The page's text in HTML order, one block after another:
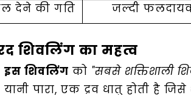
Dhwani
Blogs
देने की गति जल्दी
शिवलिंग का महत्व
इस शिवलिंग को "सबसे शक्तिशाली
यानी पारा, एक द्रव धातु होती है